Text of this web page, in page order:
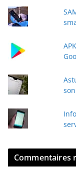
e
a
Commentaires